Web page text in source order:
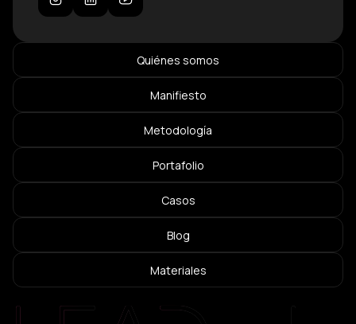
Quiénes somos
Manifiesto
Metodología
Portafolio
Casos
Blog
Materiales